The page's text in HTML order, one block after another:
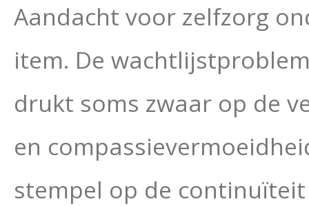
Aandacht voor zelfzorg
item. De
drukt soms zwaar op de
en
stempel op de